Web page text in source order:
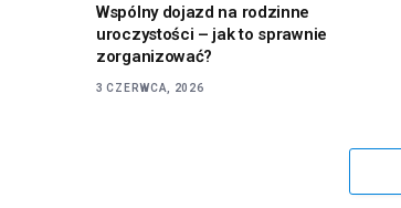
Wspólny dojazd na rodzinne
uroczystości – jak to sprawnie
zorganizować?
3 CZERWCA, 2026